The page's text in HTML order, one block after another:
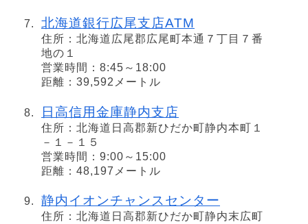
北海道銀行広尾支店ATM
住所：北海道広尾郡広尾町本通７丁目７番
地の１
営業時間：8:45～18:00
距離：39,592メートル
日高信用金庫静内支店
住所：北海道日高郡新ひだか町静内本町１
－１－１５
営業時間：9:00～15:00
距離：48,197メートル
静内イオンチャンスセンター
住所：北海道日高郡新ひだか町静内末広町